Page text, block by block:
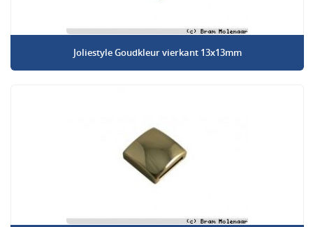
Joliestyle Goudkleur vierkant 13x13mm